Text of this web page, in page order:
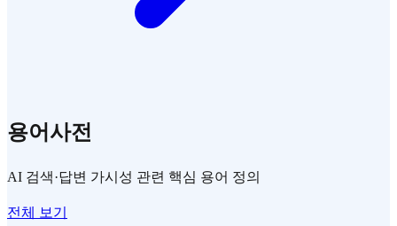
용어사전
AI 검색·답변 가시성 관련 핵심 용어 정의
전체 보기